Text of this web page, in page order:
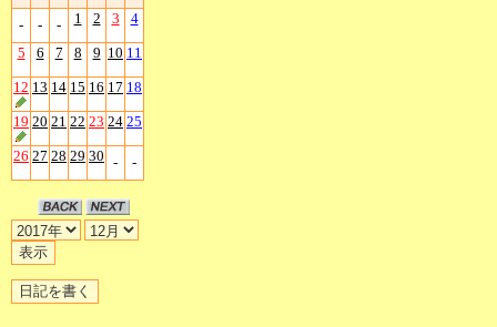
- - - 1 2 3 4
5 6 7 8 9 10 11
12 13 14 15 16 17 18
19 20 21 22 23 24 25
26 27 28 29 30 - -